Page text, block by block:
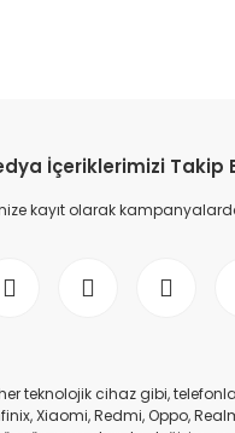
İçeriklerimizi Takip
kayıt olarak
her teknolojik cihaz gibi,
Xiaomi, Redmi, Oppo,